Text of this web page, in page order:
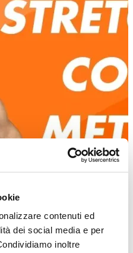
contenuti ed
dei social media e per
inoltre